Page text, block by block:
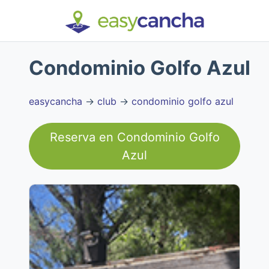
Condominio Golfo Azul
easycancha → club → condominio golfo azul
Reserva en Condominio Golfo
Azul